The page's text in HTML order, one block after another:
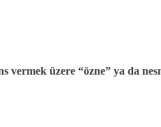
vermek üzere “özne” ya da